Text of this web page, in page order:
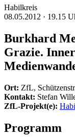
Habilkreis
08.05.2012 · 19.15
Burkhard
Grazie.
Ort: ZfL,
Kontakt: Stefan
ZfL-Projekt(e):
Programm